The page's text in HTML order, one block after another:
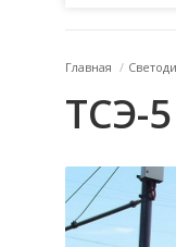
Главная /
ТСЭ-